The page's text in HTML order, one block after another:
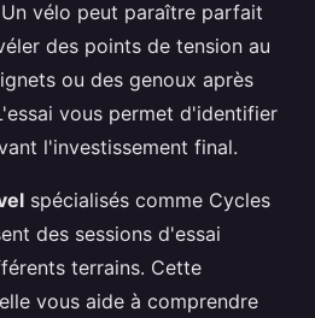
vélo peut paraître parfait
des points de tension au
ou des genoux après
vous permet d'identifier
l'investissement final.
spécialisés comme Cycles
des sessions d'essai
terrains. Cette
vous aide à comprendre